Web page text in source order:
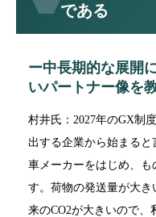
である
ー中長期的な展開
いパートナー像を
村井氏：2027年のGX制
出する企業から始まる
車メーカーをはじめ、も
す。荷物の発送量が大
来のCO2が大きいので、